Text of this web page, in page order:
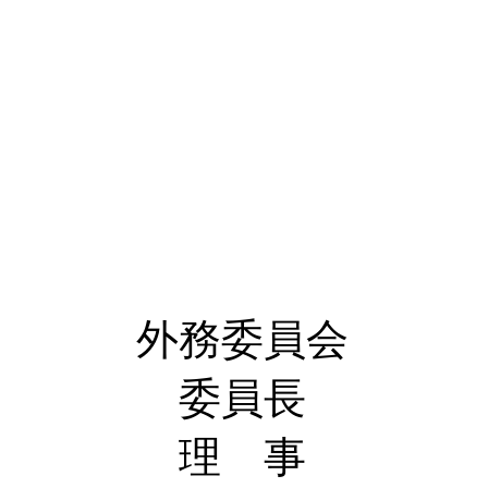
外務委員会
委員長
理 事